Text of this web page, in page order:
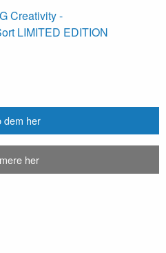
Creativity -
LIMITED EDITION
dem her
her